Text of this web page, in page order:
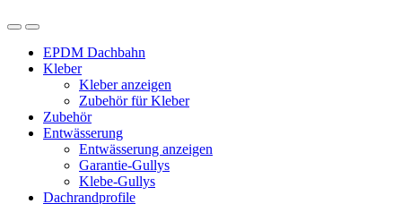
EPDM Dachbahn
Kleber
Kleber anzeigen
Zubehör für Kleber
Zubehör
Entwässerung
Entwässerung anzeigen
Garantie-Gullys
Klebe-Gullys
Dachrandprofile